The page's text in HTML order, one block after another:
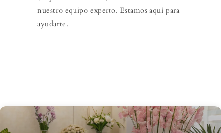
nuestro equipo experto. Estamos aquí para
ayudarte.